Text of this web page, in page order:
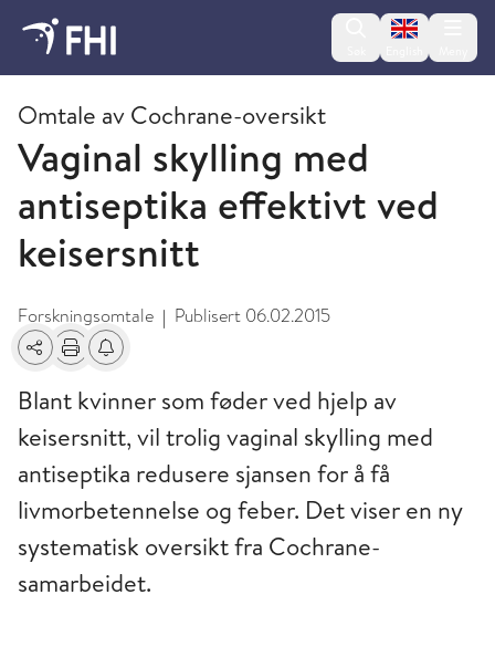
Change
2015 - publikasjoner fra FHI
Omtale av Cochrane-oversikt
Vaginal skylling med
antiseptika effektivt ved
keisersnitt
Forskningsomtale | Publisert 06.02.2015
Del Skriv utFå varsel om endringer
Blant kvinner som føder ved hjelp av
keisersnitt, vil trolig vaginal skylling med
antiseptika redusere sjansen for å få
livmorbetennelse og feber. Det viser en ny
systematisk oversikt fra Cochrane-
samarbeidet.